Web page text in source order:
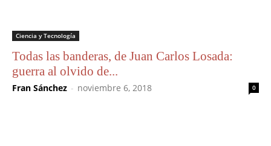
Ciencia y Tecnología
Todas las banderas, de Juan Carlos Losada:
guerra al olvido de...
Fran Sánchez - noviembre 6, 2018 0